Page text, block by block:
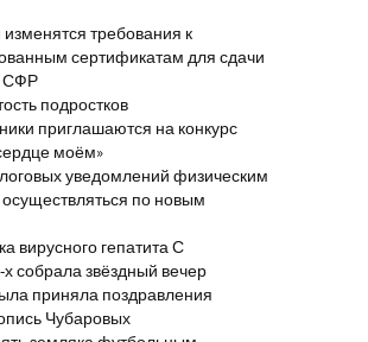
требования к
сертификатам для сдачи
СФР
подростков
приглашаются на конкурс
моём»
уведомлений физическим
по новым
вирусного гепатита С
х собрала звёздный вечер
приняла поздравления
Чубаровых